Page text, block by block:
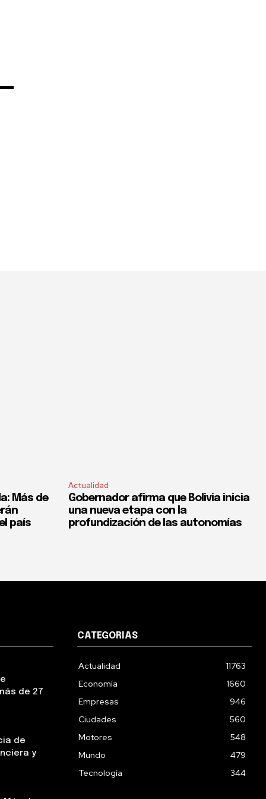
Más de
país
Actualidad
Gobernador afirma que Bolivia inicia
una nueva etapa con la
profundización de las autonomías
de 27
de
y
CATEGORIAS
Actualidad
11763
Economía
1660
Empresas
946
Ciudades
560
Motores
548
Mundo
479
Tecnología
344